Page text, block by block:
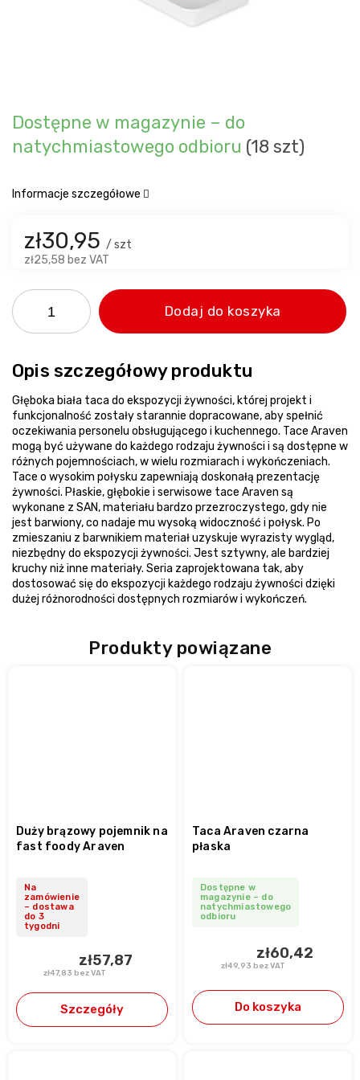
zł30,95 / szt
zł25,58 bez VAT
Dostępne w magazynie – do
natychmiastowego odbioru (18 szt)
Dodaj do koszyka
Informacje szczegółowe
Produkty powiązane
Duży brązowy pojemnik na
fast foody Araven
Na
zamówienie
– dostawa
do 3
tygodni
zł47,83 bez VAT
zł57,87
Szczegóły
Taca Araven czarna
płaska
Dostępne w
magazynie – do
natychmiastowego
odbioru
zł49,93 bez VAT
zł60,42
Do koszyka
Opis szczegółowy produktu
Głęboka biała taca do ekspozycji żywności, której projekt i
funkcjonalność zostały starannie dopracowane, aby spełnić
oczekiwania personelu obsługującego i kuchennego. Tace Araven
mogą być używane do każdego rodzaju żywności i są dostępne w
różnych pojemnościach, w wielu rozmiarach i wykończeniach.
Tace o wysokim połysku zapewniają doskonałą prezentację
żywności. Płaskie, głębokie i serwisowe tace Araven są
wykonane z SAN, materiału bardzo przezroczystego, gdy nie
jest barwiony, co nadaje mu wysoką widoczność i połysk. Po
zmieszaniu z barwnikiem materiał uzyskuje wyrazisty wygląd,
niezbędny do ekspozycji żywności. Jest sztywny, ale bardziej
kruchy niż inne materiały. Seria zaprojektowana tak, aby
dostosować się do ekspozycji każdego rodzaju żywności dzięki
dużej różnorodności dostępnych rozmiarów i wykończeń.